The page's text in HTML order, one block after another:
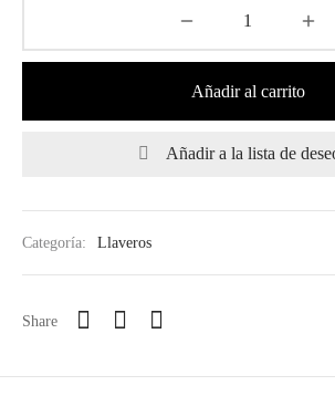
Añadir al carrito
Añadir a la lista de
Categoría: Llaveros
Share